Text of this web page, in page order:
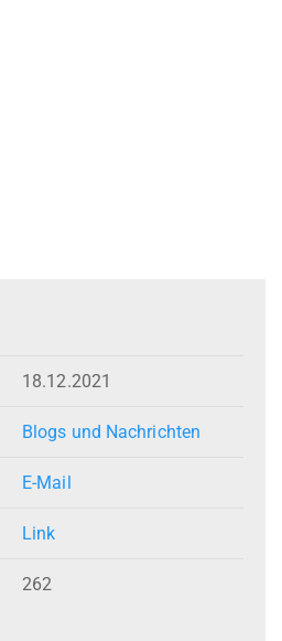
18.12.2021
Blogs und Nachrichten
E-Mail
Link
262